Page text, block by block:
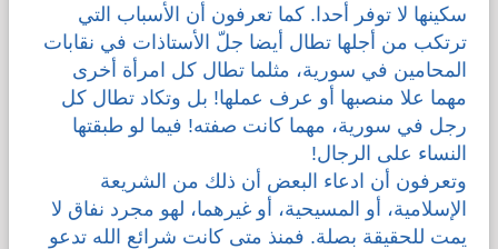
سكينها لا توفر أحدا. كما تعرفون أن الأسباب التي
ترتكب من أجلها تطال أيضا جلّ الأستاذات في نقابات
المحامين في سورية، مثلما تطال كل امرأة أخرى
مهما علا منصبها أو عرف عملها! بل وتكاد تطال كل
رجل في سورية، مهما كانت صفته! فيما لو طبقتها
النساء على الرجال!
وتعرفون أن ادعاء البعض أن ذلك من الشريعة
الإسلامية، أو المسيحية، أو غيرهما، لهو مجرد نفاق لا
يمت للحقيقة بصلة. فمنذ متى كانت شرائع الله تدعو